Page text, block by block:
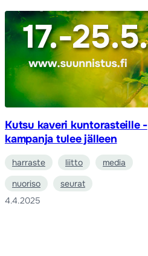
Kutsu kaveri kuntorasteille -
kampanja tulee jälleen
harraste liitto
media
nuoriso
seurat
4.4.2025